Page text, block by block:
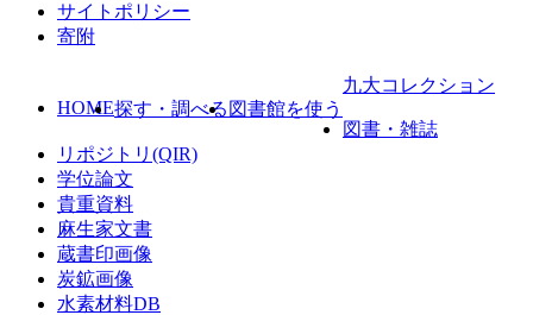
サイトポリシー
寄附
HOME探す・調べる 図書館を使う
九大コレクション
図書・雑誌
リポジトリ(QIR)
学位論文
貴重資料
麻生家文書
蔵書印画像
炭鉱画像
水素材料DB